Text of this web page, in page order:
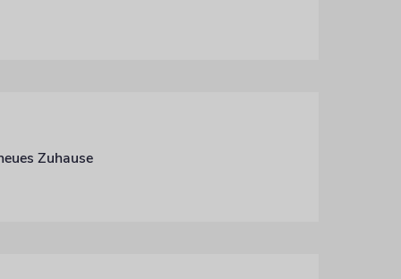
Zuhause